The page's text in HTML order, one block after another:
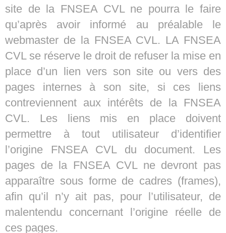
site de la FNSEA CVL ne pourra le faire
qu’après avoir informé au préalable le
webmaster de la FNSEA CVL. LA FNSEA
CVL se réserve le droit de refuser la mise en
place d’un lien vers son site ou vers des
pages internes à son site, si ces liens
contreviennent aux intérêts de la FNSEA
CVL. Les liens mis en place doivent
permettre à tout utilisateur d’identifier
l’origine FNSEA CVL du document. Les
pages de la FNSEA CVL ne devront pas
apparaître sous forme de cadres (frames),
afin qu’il n’y ait pas, pour l’utilisateur, de
malentendu concernant l’origine réelle de
ces pages.